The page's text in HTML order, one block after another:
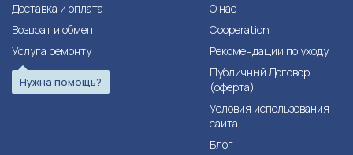
Доставка и оплата
Возврат и обмен
Услуга ремонту
Нужна помощь?
О нас
Cooperation
Рекомендации по уходу
Публичный Договор
(оферта)
Условия использования
сайта
Блог